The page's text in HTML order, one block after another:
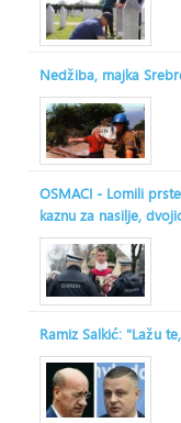
Nedžiba, majka
OSMACI - Lomili
kaznu za nasilje,
Ramiz Salkić: "Lažu